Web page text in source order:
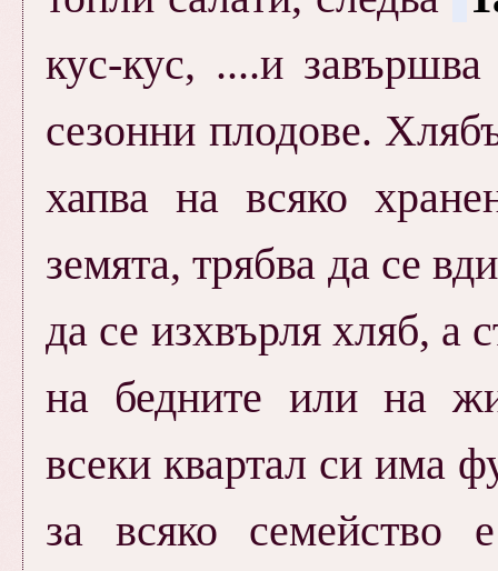
кус-кус, ....и
сезонни плодове.
хапва на всяко
земята, трябва да се
да се изхвърля хляб, а
на бедните или на
всеки квартал си има
за всяко